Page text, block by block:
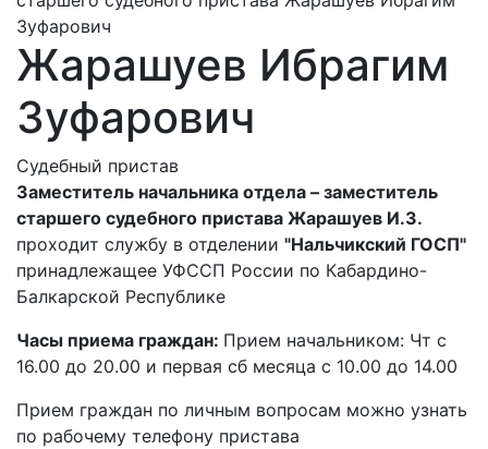
Жарашуев Ибрагим
Зуфарович
Судебный пристав
Заместитель начальника отдела – заместитель
старшего судебного пристава Жарашуев И.З.
проходит службу в отделении "Нальчикский ГОСП"
принадлежащее УФССП России по Кабардино-
Балкарской Республике
Часы приема граждан: Прием начальником: Чт с
16.00 до 20.00 и первая сб месяца с 10.00 до 14.00
Прием граждан по личным вопросам можно узнать
по рабочему телефону пристава